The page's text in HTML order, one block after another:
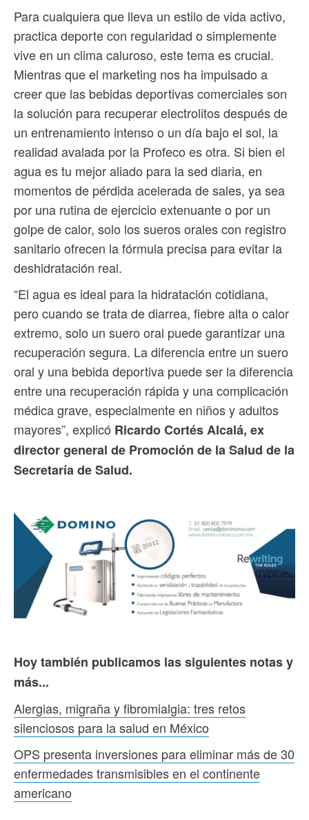
Para cualquiera que lleva un estilo de vida activo,
practica deporte con regularidad o simplemente
vive en un clima caluroso, este tema es crucial.
Mientras que el marketing nos ha impulsado a
creer que las bebidas deportivas comerciales son
la solución para recuperar electrolitos después de
un entrenamiento intenso o un día bajo el sol, la
realidad avalada por la Profeco es otra. Si bien el
agua es tu mejor aliado para la sed diaria, en
momentos de pérdida acelerada de sales, ya sea
por una rutina de ejercicio extenuante o por un
golpe de calor, solo los sueros orales con registro
sanitario ofrecen la fórmula precisa para evitar la
deshidratación real.
“El agua es ideal para la hidratación cotidiana,
pero cuando se trata de diarrea, fiebre alta o calor
extremo, solo un suero oral puede garantizar una
recuperación segura. La diferencia entre un suero
oral y una bebida deportiva puede ser la diferencia
entre una recuperación rápida y una complicación
médica grave, especialmente en niños y adultos
mayores”, explicó Ricardo Cortés Alcalá, ex
director general de Promoción de la Salud de la
Secretaría de Salud.
Hoy también publicamos las siguientes notas y
más...
Alergias, migraña y fibromialgia: tres retos
silenciosos para la salud en México
OPS presenta inversiones para eliminar más de 30
enfermedades transmisibles en el continente
americano